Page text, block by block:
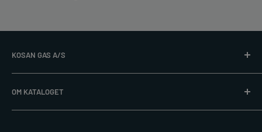
KOSAN GAS A/S
OM KATALOGET